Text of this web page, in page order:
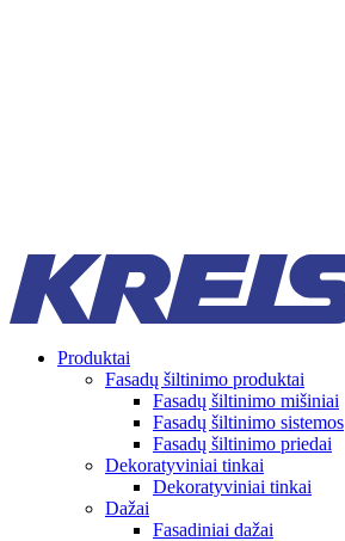
Produktai
Fasadų šiltinimo produktai
Fasadų šiltinimo mišiniai
Fasadų šiltinimo sistemos
Fasadų šiltinimo priedai
Dekoratyviniai tinkai
Dekoratyviniai tinkai
Dažai
Fasadiniai dažai